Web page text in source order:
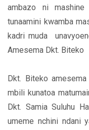
ambazo ni
tunaamini kwamba
kadri muda
Amesema Dkt. Biteko
Dkt. Biteko
mbili kunatoa
Dkt. Samia Suluhu
umeme nchini ndani